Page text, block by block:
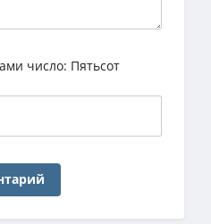
число: Пятьсот